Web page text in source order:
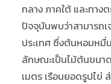
กลาง ภาคใต้ และทาง
ปัจจุบันพบว่าสามารถ
ประเทศ ซึ่งต้นหอมหมื่
ลักษณะเป็นไม้ต้นขนา
เมตร เรือนยอดรูปไข่